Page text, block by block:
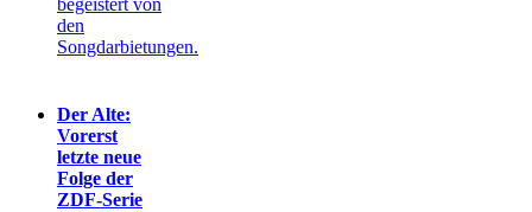
begeistert von
den
Songdarbietungen.
Der Alte:
Vorerst
letzte neue
Folge der
ZDF-Serie